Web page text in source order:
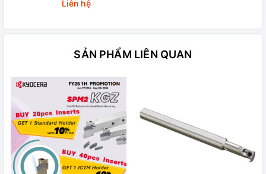
Liên hệ
SẢN PHẨM LIÊN QUAN